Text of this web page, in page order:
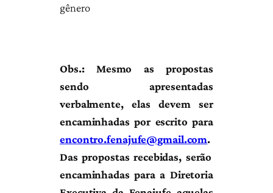
gênero
Obs.: Mesmo as propostas
sendo apresentadas
verbalmente, elas devem ser
encaminhadas por escrito para
encontro.fenajufe@gmail.com.
Das propostas recebidas, serão
encaminhadas para a Diretoria